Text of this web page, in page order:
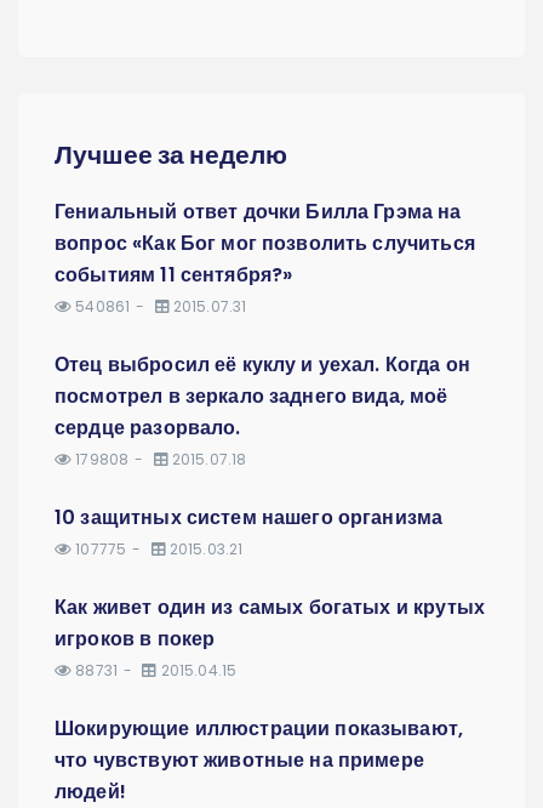
Лучшее за неделю
Гениальный ответ дочки Билла Грэма на
вопрос «Как Бог мог позволить случиться
событиям 11 сентября?»
540861 2015.07.31
Отец выбросил её куклу и уехал. Когда он
посмотрел в зеркало заднего вида, моё
сердце разорвало.
179808 2015.07.18
10 защитных систем нашего организма
107775 2015.03.21
Как живет один из самых богатых и крутых
игроков в покер
88731 2015.04.15
Шокирующие иллюстрации показывают,
что чувствуют животные на примере
людей!